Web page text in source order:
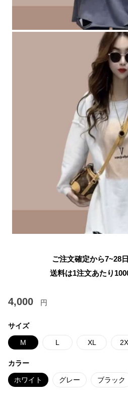
ご注文確定から7~28
送料は1注文あたり
4,000 円
サイズ
M L XL
カラー
ホワイト グレー ブラック